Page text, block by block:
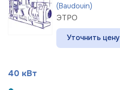
(Baudouin)
ЭТРО
Уточнить цену
40 кВт